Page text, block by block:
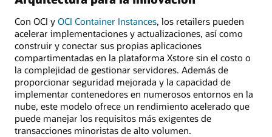
Con OCI y OCI Container Instances, los retailers pueden
acelerar implementaciones y actualizaciones, así como
construir y conectar sus propias aplicaciones
compartimentadas en la plataforma Xstore sin el costo o
la complejidad de gestionar servidores. Además de
proporcionar seguridad mejorada y la capacidad de
implementar contenedores en numerosos entornos en la
nube, este modelo ofrece un rendimiento acelerado que
puede manejar los requisitos más exigentes de
transacciones minoristas de alto volumen.